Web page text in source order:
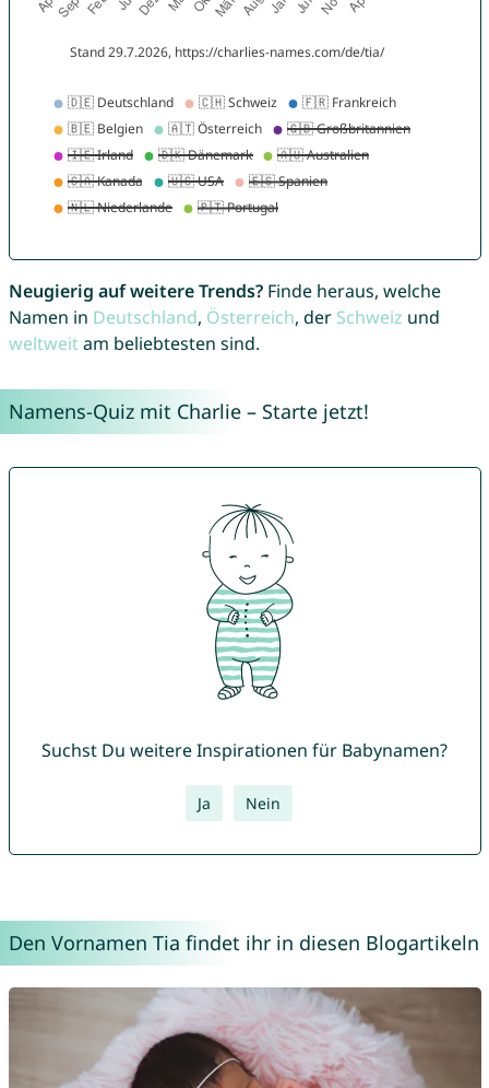
Neugierig auf weitere Trends?Finde heraus, welche
Namen in Deutschland, Österreich, der Schweiz und
weltweitam beliebtesten sind.
Namens-Quiz mit Charlie – Starte jetzt!
Suchst Du weitere Inspirationen für Babynamen?
Ja Nein
Den Vornamen Tia findet ihr in diesen Blogartikeln